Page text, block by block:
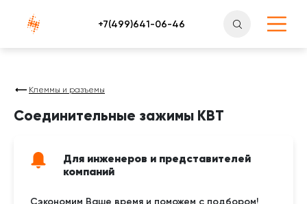
Атлантснаб
Клеммы и разъемы
Соединительные зажимы КВТ
Для инженеров и представителей
компаний
Сэкономим Ваше время и поможем с подбором!